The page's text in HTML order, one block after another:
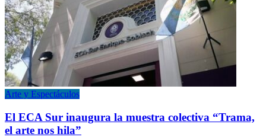
Arte y Espectáculos
El ECA Sur inaugura la muestra colectiva “Trama,
el arte nos hila”